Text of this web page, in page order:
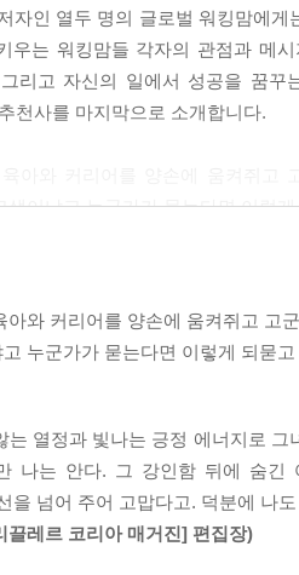
는 워킹맘에게 헬퍼는 정말 큰 도
에는 저렴한 비용에도 불구하고
수요와 공급의 흐름 앞에 개인의
가 너무나 크다. 그러니 언론을 꾸
보자’는 나의 결심이 아이 몸에 흉
인생에 큰 상처를 남기면 어쩌나’ 늘
자인 열두 명의 글로벌 워킹맘에
우는 워킹맘들 각자의 관점과 메
리고 자신의 일에서 성공을 꿈
천사를 마지막으로 소개합니다.
생이냐고 누군가가 묻는다면 이렇
는 달고 쓰고 짜고 웃기고 슬프지
저의 출산율로 미래가 암울한 대
는 그렇게 하고 싶어 시작된 이야
고, 한국이 아닌 곳에서도 여러 가
가 의미 있는 담론으로 이어지길 바
아와 커리어를 양손에 움켜쥐고 고
누군가가 묻는다면 이렇게 되묻
는 열정과 빛나는 긍정 에너지로
나는 안다. 그 강인함 뒤에 숨긴
을 넘어 주어 고맙다고. 덕분에 나
끌레르 코리아 매거진] 편집장)